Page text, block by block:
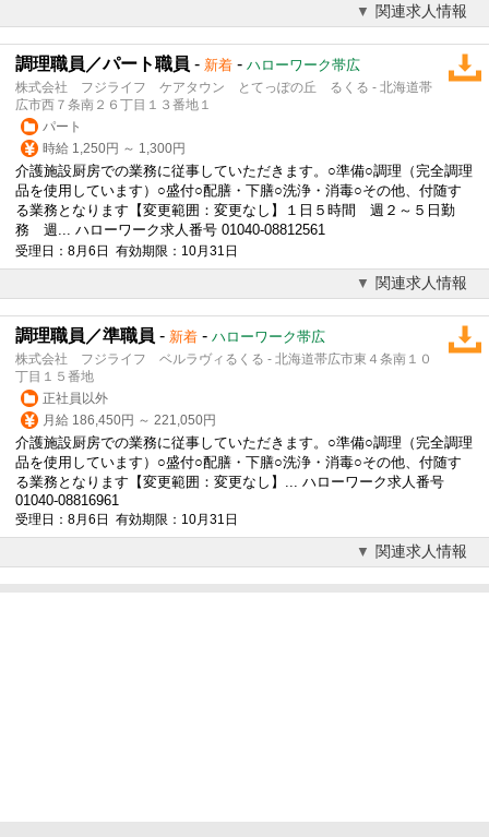
関連求人情報
調理職員／パート職員 - 新着 - ハローワーク帯広
株式会社 フジライフ ケアタウン とてっぽの丘 るくる - 北海道帯
広市西７条南２６丁目１３番地１
パート
時給 1,250円 ～ 1,300円
介護施設厨房での業務に従事していただきます。○準備○調理 （完全調理
品を使用しています）○盛付○配膳・下膳○洗浄・消毒○その他、付随す
る業務となります【変更範囲：変更なし】１日５時間 週２～５日勤
務 週... ハローワーク求人番号 01040-08812561
受理日：8月6日 有効期限：10月31日
関連求人情報
調理職員／準職員 - 新着 - ハローワーク帯広
株式会社 フジライフ ベルラヴィるくる - 北海道帯広市東４条南１０
丁目１５番地
正社員以外
月給 186,450円 ～ 221,050円
介護施設厨房での業務に従事していただきます。○準備○調理 （完全調理
品を使用しています）○盛付○配膳・下膳○洗浄・消毒○その他、付随す
る業務となります【変更範囲：変更なし】... ハローワーク求人番号
01040-08816961
受理日：8月6日 有効期限：10月31日
関連求人情報